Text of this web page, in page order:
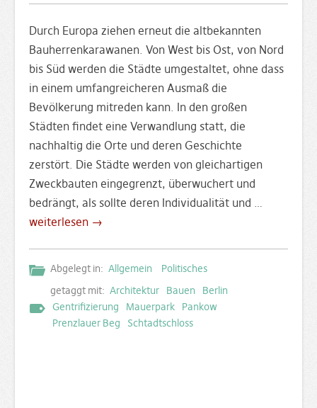
Durch Europa ziehen erneut die altbekannten
Bauherrenkarawanen. Von West bis Ost, von Nord
bis Süd werden die Städte umgestaltet, ohne dass
in einem umfangreicheren Ausmaß die
Bevölkerung mitreden kann. In den großen
Städten findet eine Verwandlung statt, die
nachhaltig die Orte und deren Geschichte
zerstört. Die Städte werden von gleichartigen
Zweckbauten eingegrenzt, überwuchert und
bedrängt, als sollte deren Individualität und …
weiterlesen →
Abgelegt in: Allgemein
Politisches
getaggt mit: Architektur Bauen
Berlin
Gentrifizierung
Mauerpark
Pankow
Prenzlauer Beg
Schtadtschloss